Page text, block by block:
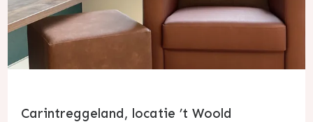
Carintreggeland, locatie ’t Woold